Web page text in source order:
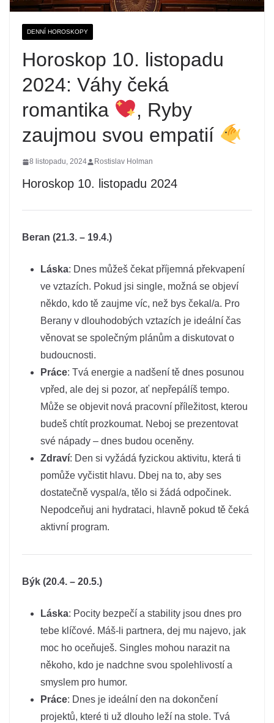
DENNÍ HOROSKOPY
Horoskop 10. listopadu
2024: Váhy čeká
romantika
, Ryby
zaujmou svou empatií
8 listopadu, 2024 Rostislav Holman
Horoskop 10. listopadu 2024
Beran (21.3. – 19.4.)
Láska: Dnes můžeš čekat příjemná překvapení
ve vztazích. Pokud jsi single, možná se objeví
někdo, kdo tě zaujme víc, než bys čekal/a. Pro
Berany v dlouhodobých vztazích je ideální čas
věnovat se společným plánům a diskutovat o
budoucnosti.
Práce: Tvá energie a nadšení tě dnes posunou
vpřed, ale dej si pozor, ať nepřepálíš tempo.
Může se objevit nová pracovní příležitost, kterou
budeš chtít prozkoumat. Neboj se prezentovat
své nápady – dnes budou oceněny.
Zdraví: Den si vyžádá fyzickou aktivitu, která ti
pomůže vyčistit hlavu. Dbej na to, aby ses
dostatečně vyspal/a, tělo si žádá odpočinek.
Nepodceňuj ani hydrataci, hlavně pokud tě čeká
aktivní program.
Býk (20.4. – 20.5.)
Láska: Pocity bezpečí a stability jsou dnes pro
tebe klíčové. Máš-li partnera, dej mu najevo, jak
moc ho oceňuješ. Singles mohou narazit na
někoho, kdo je nadchne svou spolehlivostí a
smyslem pro humor.
Práce: Dnes je ideální den na dokončení
projektů, které ti už dlouho leží na stole. Tvá